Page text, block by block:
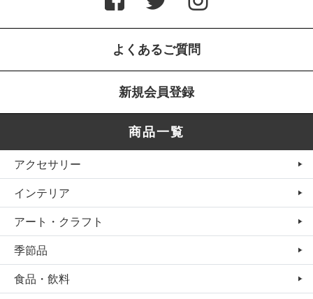
よくあるご質問
新規会員登録
商品一覧
アクセサリー
インテリア
アート・クラフト
季節品
食品・飲料